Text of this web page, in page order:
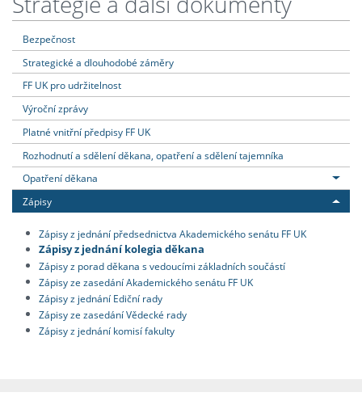
Bezpečnost
Strategické a dlouhodobé záměry
FF UK pro udržitelnost
Výroční zprávy
Platné vnitřní předpisy FF UK
Rozhodnutí a sdělení děkana, opatření a sdělení tajemníka
Opatření děkana
Zápisy
Zápisy z jednání předsednictva Akademického senátu FF UK
Zápisy z jednání kolegia děkana
Zápisy z porad děkana s vedoucími základních součástí
Zápisy ze zasedání Akademického senátu FF UK
Zápisy z jednání Ediční rady
Zápisy ze zasedání Vědecké rady
Zápisy z jednání komisí fakulty